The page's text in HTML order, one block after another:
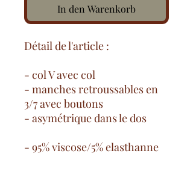
In den Warenkorb
Détail de l'article :
- col V avec col
- manches retroussables en
3/7 avec boutons
- asymétrique dans le dos
- 95% viscose/5% elasthanne